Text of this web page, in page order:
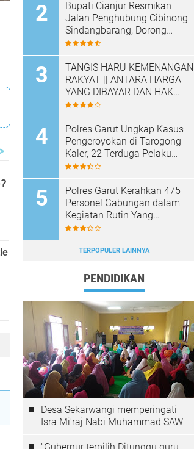
Bupati Cianjur Resmikan
Jalan Penghubung Cibinong–
Sindangbarang, Dorong
Konektivitas dan
Cianjur Selatan
TANGIS HARU KEMENANGAN
RAKYAT || ANTARA HARGA
YANG DIBAYAR DAN HAK
YANG DIRAMPAS
Polres Garut Ungkap Kasus
Pengeroyokan di Tarogong
Kaler, 22 Terduga Pelaku
Berhasil Diamankan
Polres Garut Kerahkan 475
Personel Gabungan dalam
Kegiatan Rutin Yang
Ditingkatkan, Ciptakan Situasi
Kondusif
TERPOPULER LAINNYA
PENDIDIKAN
Desa Sekarwangi memperingati
Isra Mi'raj Nabi Muhammad SAW